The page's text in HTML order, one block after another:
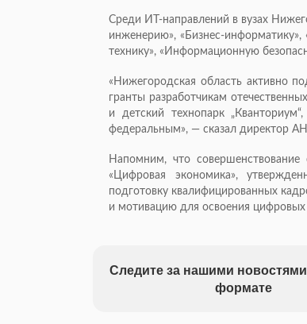
Среди ИТ-направлений в вузах
инженерию», «Бизнес-
технику», «Информационную
«Нижегородская область активно
гранты разработчикам
и детский технопарк
федеральным», — сказал директор
Напомним, что совершенствование
«Цифровая экономика»,
подготовку квалифицированных
и мотивацию для освоения
Следите за нашими
формате